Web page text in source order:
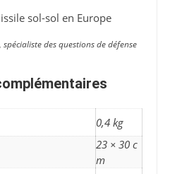
sol-sol en Europe
spécialiste des questions de défense
0,4 kg
23 × 30 c
m